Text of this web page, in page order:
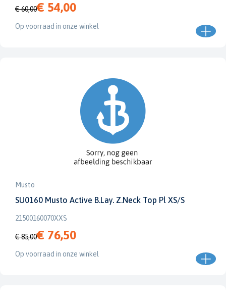
€ 60,00€ 54,00
Op voorraad in onze winkel
Musto
SU0160 Musto Active B.Lay. Z.Neck Top Pl XS/S
21500160070XXS
€ 85,00€ 76,50
Op voorraad in onze winkel